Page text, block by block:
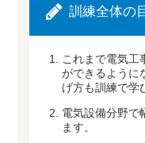
訓練全体の
これまで電気工
ができるように
げ方も訓練で学
電気設備分野で
ます。